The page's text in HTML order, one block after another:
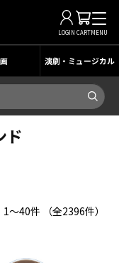
LOGIN CARTMENU
演劇・ミュージカル
ド
1～40件 （全2396件）